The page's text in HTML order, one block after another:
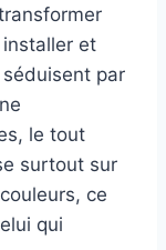
et
par
le tout
surtout sur
ce
qui